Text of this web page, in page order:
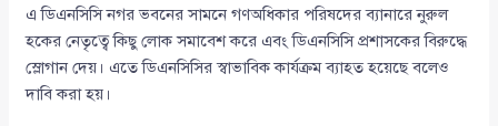
এ ডিএনসিসি নগর ভবনের সামনে গণঅধিকার পরিষদের ব্যানারে নুরুল
হকের নেতৃত্বে কিছু লোক সমাবেশ করে এবং ডিএনসিসি প্রশাসকের বিরুদ্ধে
স্লোগান দেয়। এতে ডিএনসিসির স্বাভাবিক কার্যক্রম ব্যাহত হয়েছে বলেও
দাবি করা হয়।